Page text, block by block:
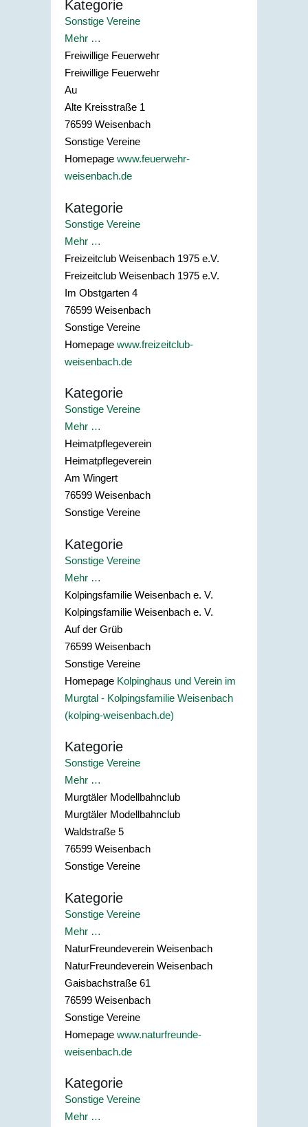
Kategorie
Sonstige Vereine
Mehr …
Freiwillige Feuerwehr
Freiwillige Feuerwehr
Au
Alte Kreisstraße 1
76599 Weisenbach
Sonstige Vereine
Homepage www.feuerwehr-
weisenbach.de
Kategorie
Sonstige Vereine
Mehr …
Freizeitclub Weisenbach 1975 e.V.
Freizeitclub Weisenbach 1975 e.V.
Im Obstgarten 4
76599 Weisenbach
Sonstige Vereine
Homepage www.freizeitclub-
weisenbach.de
Kategorie
Sonstige Vereine
Mehr …
Heimatpflegeverein
Heimatpflegeverein
Am Wingert
76599 Weisenbach
Sonstige Vereine
Kategorie
Sonstige Vereine
Mehr …
Kolpingsfamilie Weisenbach e. V.
Kolpingsfamilie Weisenbach e. V.
Auf der Grüb
76599 Weisenbach
Sonstige Vereine
Homepage Kolpinghaus und Verein im
Murgtal - Kolpingsfamilie Weisenbach
(kolping-weisenbach.de)
Kategorie
Sonstige Vereine
Mehr …
Murgtäler Modellbahnclub
Murgtäler Modellbahnclub
Waldstraße 5
76599 Weisenbach
Sonstige Vereine
Kategorie
Sonstige Vereine
Mehr …
NaturFreundeverein Weisenbach
NaturFreundeverein Weisenbach
Gaisbachstraße 61
76599 Weisenbach
Sonstige Vereine
Homepage www.naturfreunde-
weisenbach.de
Kategorie
Sonstige Vereine
Mehr …